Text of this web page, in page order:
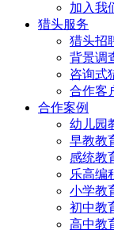
加入我
猎头服务
猎头招
背景调
咨询式
合作客
合作案例
幼儿园
早教教
感统教
乐高编
小学教
初中教
高中教